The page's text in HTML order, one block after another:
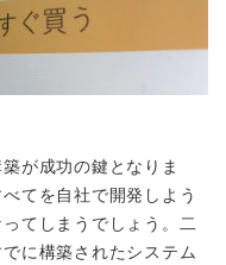
が成功の鍵となりま
てを自社で開発しよう
てしまうでしょう。二
に構築されたシステム